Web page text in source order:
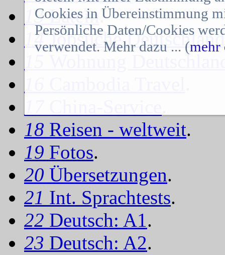
13Latein.
14Jobsuche Deutschland
Wohnung
18 Reisen - weltweit.
19 Fotos.
20 Übersetzungen.
21 Int. Sprachtests.
22 Deutsch: A1.
23 Deutsch: A2.
Cookies in Übereinstimmung
Persönliche Daten/Cookies
verwendet. Mehr dazu ... (mehr